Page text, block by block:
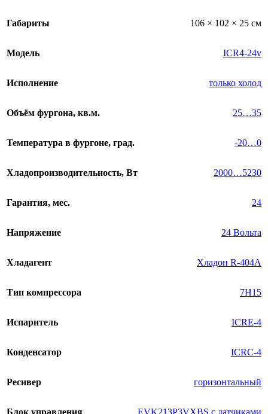
Габариты 106 × 102 × 25 см
Модель ICR4-24v
Исполнение только холод
Объём фургона, кв.м. 25…35
Температура в фургоне, град. -20…0
Хладопроизводительность, Вт 2000…5230
Гарантия, мес. 24
Напряжение 24 Вольта
Хладагент Хладон R-404A
Тип компрессора 7H15
Испаритель ICRE-4
Конденсатор ICRC-4
Ресивер горизонтальный